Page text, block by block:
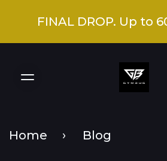
FINAL DROP. Up to
Home Blog